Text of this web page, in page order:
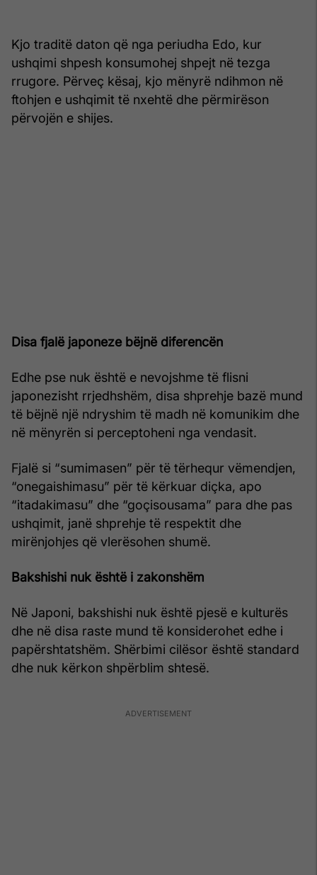
Kjo traditë daton që nga periudha Edo, kur
ushqimi shpesh konsumohej shpejt në tezga
rrugore. Përveç kësaj, kjo mënyrë ndihmon në
ftohjen e ushqimit të nxehtë dhe përmirëson
përvojën e shijes.
Disa fjalë japoneze bëjnë diferencën
Edhe pse nuk është e nevojshme të flisni
japonezisht rrjedhshëm, disa shprehje bazë mund
të bëjnë një ndryshim të madh në komunikim dhe
në mënyrën si perceptoheni nga vendasit.
Fjalë si “sumimasen” për të tërhequr vëmendjen,
“onegaishimasu” për të kërkuar diçka, apo
“itadakimasu” dhe “goçisousama” para dhe pas
ushqimit, janë shprehje të respektit dhe
mirënjohjes që vlerësohen shumë.
Bakshishi nuk është i zakonshëm
Në Japoni, bakshishi nuk është pjesë e kulturës
dhe në disa raste mund të konsiderohet edhe i
papërshtatshëm. Shërbimi cilësor është standard
dhe nuk kërkon shpërblim shtesë.